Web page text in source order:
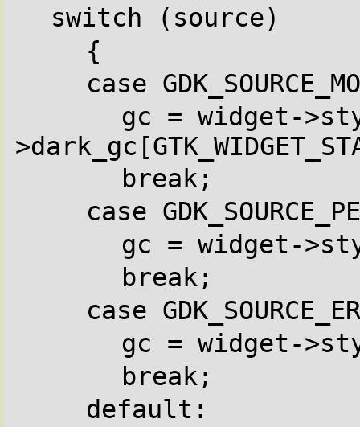
switch (source)
{
case
gc = widget-
break;
case
gc = widget-
break;
case
gc = widget-
break;
default: